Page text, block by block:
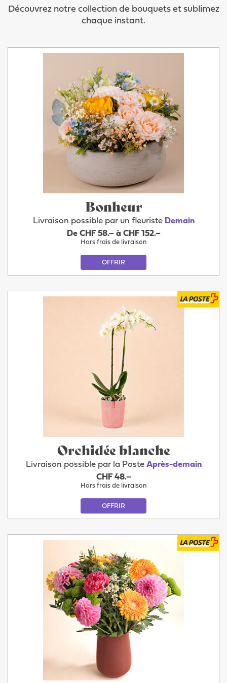
Découvrez notre collection de bouquets et sublimez
chaque instant.
Bonheur
Livraison possible par un fleuriste Demain
De CHF 58.– à CHF 152.–
Hors frais de livraison
OFFRIR
Orchidée blanche
Livraison possible par la Poste Après-demain
CHF 48.–
Hors frais de livraison
OFFRIR